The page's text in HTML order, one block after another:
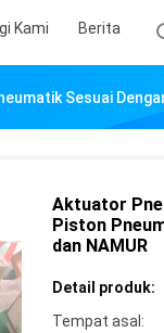
Kami Berita
Sesuai
Aktuator
Piston
dan NAMUR
Detail produk:
Tempat asal: